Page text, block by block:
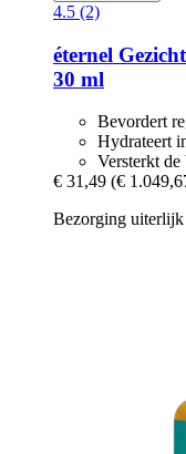
4.5 (2)
éternel
30 ml
Bevordert
Hydrateert
Versterkt
€ 31,49 (€
Bezorging uiterlijk